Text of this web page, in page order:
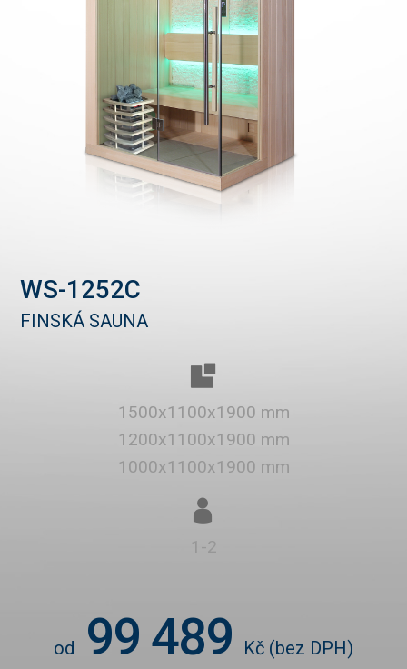
WS-1252C
FINSKÁ SAUNA
1500x1100x1900 mm
1200x1100x1900 mm
1000x1100x1900 mm
1-2
od 99 489 Kč (bez DPH)